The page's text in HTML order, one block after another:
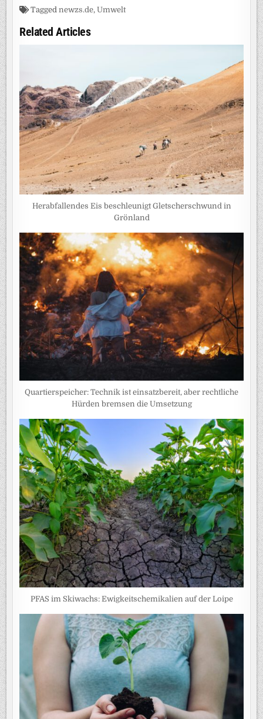
Taggednewzs.de,Umwelt
Related Articles
Herabfallendes Eis beschleunigt Gletscherschwund in
Grönland
Quartierspeicher: Technik ist einsatzbereit, aber rechtliche
Hürden bremsen die Umsetzung
PFAS im Skiwachs: Ewigkeitschemikalien auf der Loipe